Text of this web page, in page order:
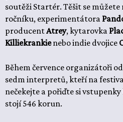
soutěži Startér. Těšit se
ročníku, experimentátora
producentAtrey, kytarovka
Killiekrankienebo indie dvojice
Během července organizátoři
sedm interpretů, kteří na
nečekejte a pořiďte si
stojí 546 korun.